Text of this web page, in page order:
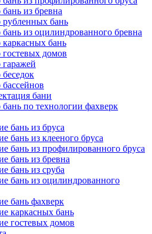
из бревна
рубленных бань
бань из оцилиндрованного бревна
каркасных бань
гостевых домов
гаражей
бани
бань по технологии фахверк
бань из бруса
бань из клееного бруса
бань из профилированного бруса
бань из бревна
бань из сруба
бань из оцилиндрованного
бань фахверк
каркасных бань
гостевых домов